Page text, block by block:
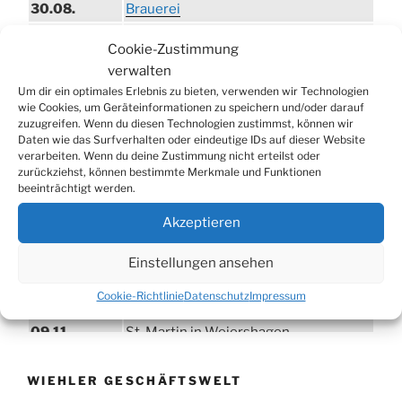
Cookie-Zustimmung
verwalten
Um dir ein optimales Erlebnis zu bieten, verwenden wir Technologien
wie Cookies, um Geräteinformationen zu speichern und/oder darauf
zuzugreifen. Wenn du diesen Technologien zustimmst, können wir
Daten wie das Surfverhalten oder eindeutige IDs auf dieser Website
verarbeiten. Wenn du deine Zustimmung nicht erteilst oder
zurückziehst, können bestimmte Merkmale und Funktionen
beeinträchtigt werden.
Akzeptieren
Einstellungen ansehen
Cookie-RichtlinieDatenschutzImpressum
30.08.
Brauerei
Sommerfest in Helmerhausen
06.09.
Beach-Volleyball-Turnier
13.09.
Wandertag
19.09.
Treckertreffen in Hengstenberg
ab 24.09.
Herbstprogramm im Burghaus
26.09.
Herbstbasar
80er/90er–Party
St. Martin in Oberbantenberg
09.11.
St. Martin in Weiershagen
11.11.
„DÜX“ im Burghaus
WIEHLER GESCHÄFTSWELT